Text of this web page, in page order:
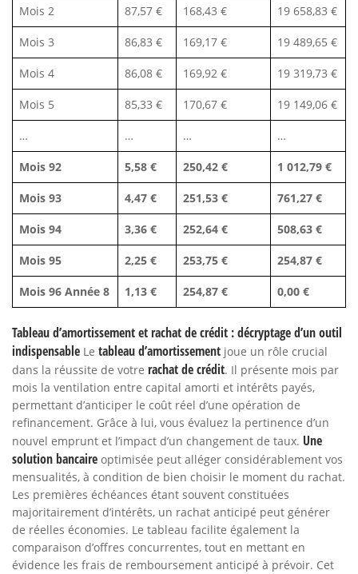
Mois 2 87,57 € 168,43 € 19 658,83 €
Mois 3 86,83 € 169,17 € 19 489,65 €
Mois 4 86,08 € 169,92 € 19 319,73 €
Mois 5 85,33 € 170,67 € 19 149,06 €
… … … …
Mois 92 5,58 € 250,42 € 1 012,79 €
Mois 93 4,47 € 251,53 € 761,27 €
Mois 94 3,36 € 252,64 € 508,63 €
Mois 95 2,25 € 253,75 € 254,87 €
Mois 96 Année 8 1,13 € 254,87 € 0,00 €
Tableau d’amortissement et rachat de crédit : décryptage d’un outil
indispensable Le tableau d’amortissement joue un rôle crucial
dans la réussite de votre rachat de crédit. Il présente mois par
mois la ventilation entre capital amorti et intérêts payés,
permettant d’anticiper le coût réel d’une opération de
refinancement. Grâce à lui, vous évaluez la pertinence d’un
nouvel emprunt et l’impact d’un changement de taux. Une
solution bancaire optimisée peut alléger considérablement vos
mensualités, à condition de bien choisir le moment du rachat.
Les premières échéances étant souvent constituées
majoritairement d’intérêts, un rachat anticipé peut générer
de réelles économies. Le tableau facilite également la
comparaison d’offres concurrentes, tout en mettant en
évidence les frais de remboursement anticipé à prévoir. Cet